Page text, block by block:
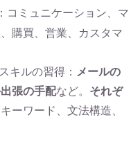
：コミュニケーション、マ
購買、営業、カスタマ
キルの習得： メールの
張の手配など。 それぞ
ーワード、文法構造、